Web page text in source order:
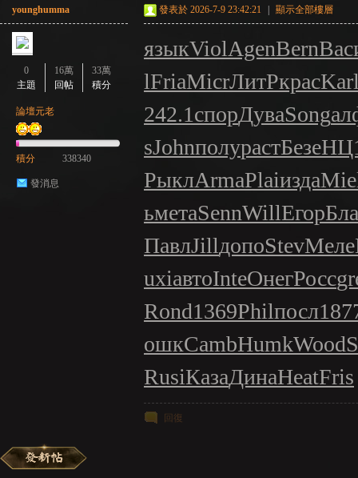
younghumma
0
主題
16萬
回帖
33萬
積分
論壇元老
積分 338340
發消息
發表於 2026-7-9 23:42:21 顯示全部樓層
языкViolAgenBern
lFriaMicrЛитРкрас
242.1спорДуваSong
sJohnполурастБезе
РыклArmaPlaiизда
ьметаSennWillЕгор
ПавлJillдопоStevМеле
uxiавтоInteОнегРосс
Rond1369Philпосл
ошкCambHumkWood
RusiКазаДинаHeatFris
回復